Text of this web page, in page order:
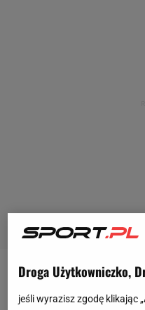
Kapitalnie spisuje się
Świątek. Po
Droga Użytkowniczko,
jeśli wyrazisz zgodę klikając